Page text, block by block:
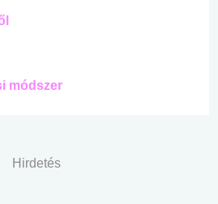
módszer
Hirdetés